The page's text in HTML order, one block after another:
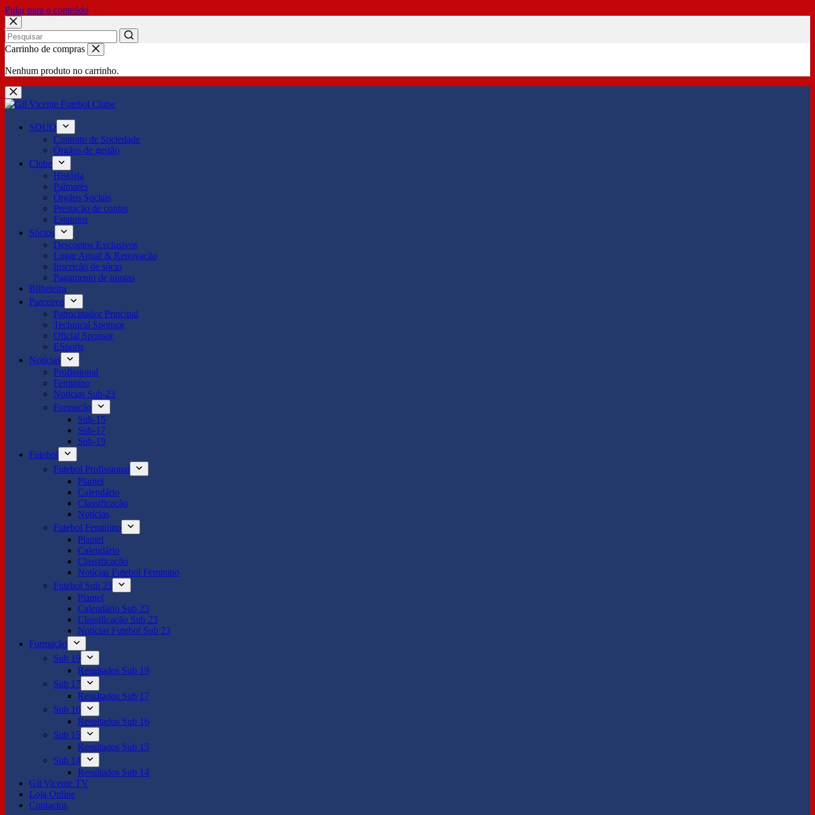
Pular para o conteúdo
No
Carrinho de compras
Nenhum produto no carrinho.
SDUQ
Contrato de Sociedade
Órgãos de gestão
Clube
História
Palmarés
Órgãos Sociais
Prestação de contas
Estatutos
Sócios
Descontos Exclusivos
Lugar Anual & Renovação
Inscrição de sócio
Pagamento de quotas
Bilheteira
Parceiros
Patrocinador Principal
Technical Sponsor
Oficial Sponsor
ESports
Notícias
Profissional
Feminino
Notícias Sub-23
Formação
Sub-15
Sub-17
Sub-19
Futebol
Futebol Profissional
Plantel
Calendário
Classificação
Notícias
Futebol Feminino
Plantel
Calendário
Classificação
Notícias Futebol Feminino
Futebol Sub 23
Plantel
Calendário Sub 23
Classificação Sub 23
Notícias Futebol Sub 23
Formação
Sub 19
Resultados Sub 19
Sub 17
Resultados Sub 17
Sub 16
Resultados Sub 16
Sub 15
Resultados Sub 15
Sub 14
Resultados Sub 14
Gil Vicente TV
Loja Online
Contactos